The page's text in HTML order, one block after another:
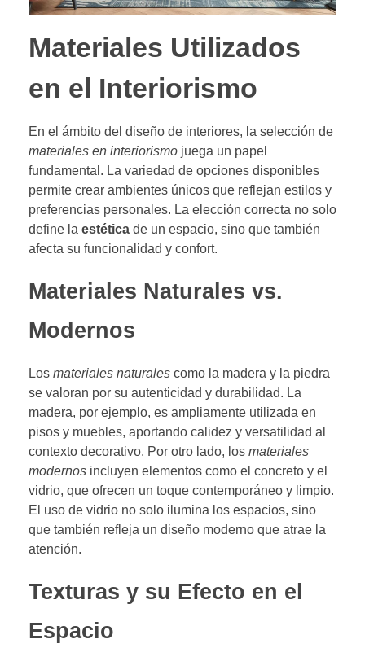
Materiales Utilizados
en el Interiorismo
En el ámbito del diseño de interiores, la selección de
materiales en interiorismo juega un papel
fundamental. La variedad de opciones disponibles
permite crear ambientes únicos que reflejan estilos y
preferencias personales. La elección correcta no solo
define la estética de un espacio, sino que también
afecta su funcionalidad y confort.
Materiales Naturales vs.
Modernos
Los materiales naturales como la madera y la piedra
se valoran por su autenticidad y durabilidad. La
madera, por ejemplo, es ampliamente utilizada en
pisos y muebles, aportando calidez y versatilidad al
contexto decorativo. Por otro lado, los materiales
modernos incluyen elementos como el concreto y el
vidrio, que ofrecen un toque contemporáneo y limpio.
El uso de vidrio no solo ilumina los espacios, sino
que también refleja un diseño moderno que atrae la
atención.
Texturas y su Efecto en el
Espacio